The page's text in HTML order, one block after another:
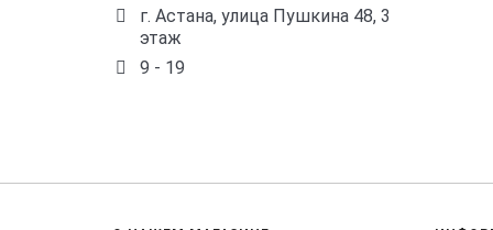
г. Астана, улица Пушкина 48, 3
этаж
9 - 19